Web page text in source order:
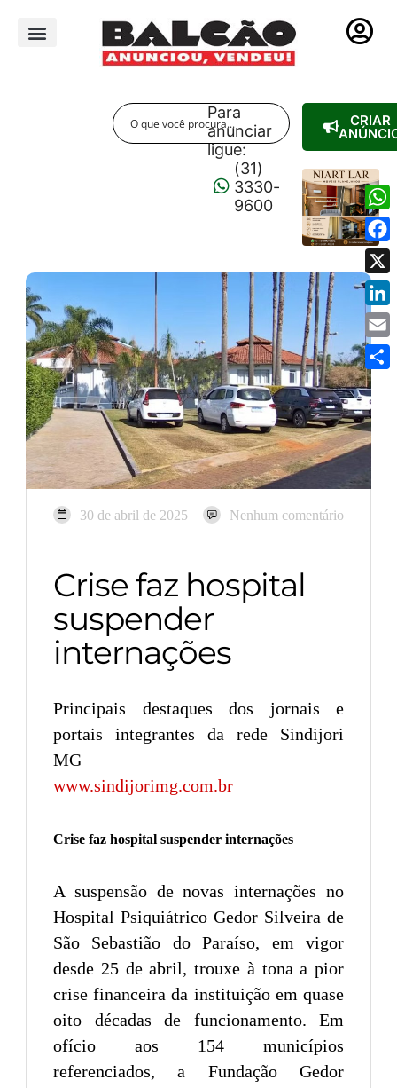
Para
anunciar
ligue:
(31)
3330-
9600
CRIAR
30 de abril de 2025 Nenhum comentário
Crise faz hospital
suspender
internações
Principais destaques dos jornais e
portais integrantes da rede Sindijori
MG
www.sindijorimg.com.br
Crise faz hospital suspender internações
A suspensão de novas internações no
Hospital Psiquiátrico Gedor Silveira de
São Sebastião do Paraíso, em vigor
desde 25 de abril, trouxe à tona a pior
crise financeira da instituição em quase
oito décadas de funcionamento. Em
ofício aos 154 municípios
referenciados, a Fundação Gedor
X